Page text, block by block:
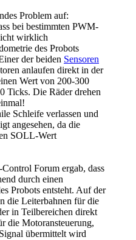
Problem auf:
bei bestimmten PWM-
wirklich
des Probots
der beiden Sensoren
anlaufen direkt in der
Wert von 200-300
Ticks. Die Räder drehen
Schleife verlassen und
angesehen, da die
SOLL-Wert
Forum ergab, dass
durch einen
Probots entsteht. Auf der
die Leiterbahnen für die
in Teilbereichen direkt
die Motoransteuerung,
übermittelt wird